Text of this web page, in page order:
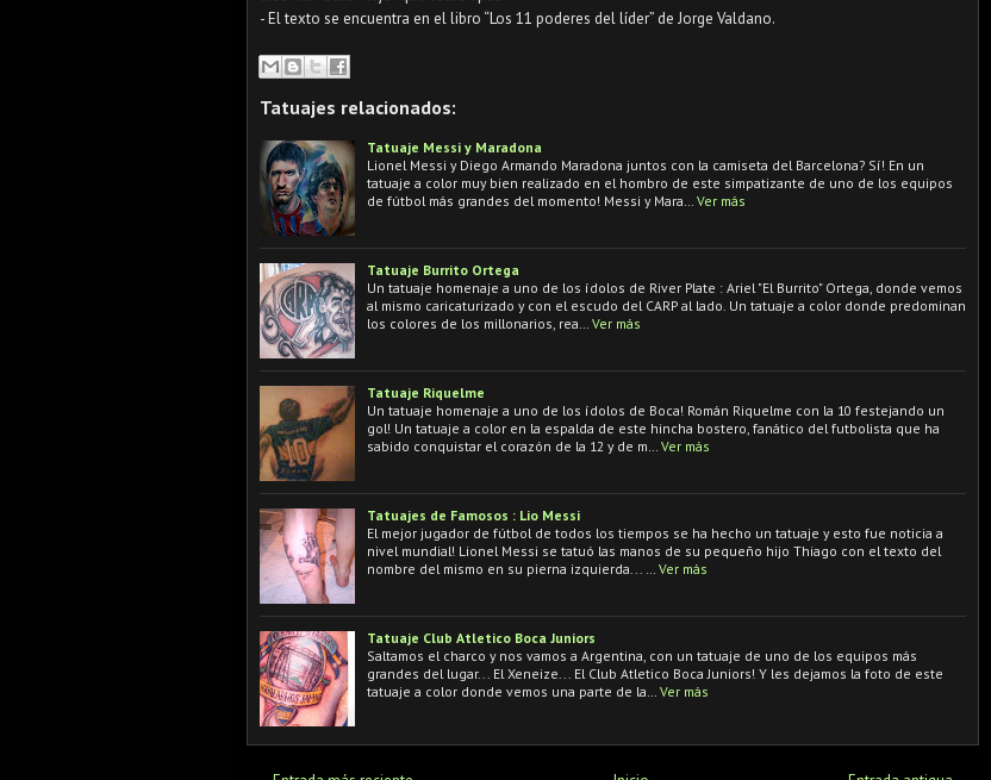
- El texto se encuentra en el libro “Los 11 poderes del líder” de Jorge Valdano.
Tatuajes relacionados:
Tatuaje Messi y Maradona
Lionel Messi y Diego Armando Maradona juntos con la camiseta del Barcelona? Sí! En un
tatuaje a color muy bien realizado en el hombro de este simpatizante de uno de los equipos
de fútbol más grandes del momento! Messi y Mara…
Ver más
Tatuaje Burrito Ortega
Un tatuaje homenaje a uno de los ídolos de River Plate : Ariel "El Burrito" Ortega, donde vemos
al mismo caricaturizado y con el escudo del CARP al lado. Un tatuaje a color donde predominan
los colores de los millonarios, rea…
Ver más
Tatuaje Riquelme
Un tatuaje homenaje a uno de los ídolos de Boca! Román Riquelme con la 10 festejando un
gol! Un tatuaje a color en la espalda de este hincha bostero, fanático del futbolista que ha
sabido conquistar el corazón de la 12 y de m…
Ver más
Tatuajes de Famosos : Lio Messi
El mejor jugador de fútbol de todos los tiempos se ha hecho un tatuaje y esto fue noticia a
nivel mundial! Lionel Messi se tatuó las manos de su pequeño hijo Thiago con el texto del
nombre del mismo en su pierna izquierda... …
Ver más
Tatuaje Club Atletico Boca Juniors
Saltamos el charco y nos vamos a Argentina, con un tatuaje de uno de los equipos más
grandes del lugar... El Xeneize... El Club Atletico Boca Juniors! Y les dejamos la foto de este
tatuaje a color donde vemos una parte de la…
Ver más